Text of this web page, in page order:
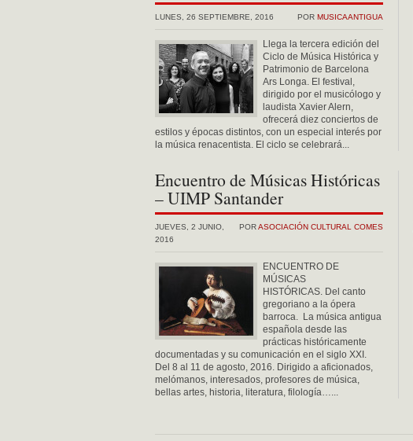
POR MUSICAANTIGUA
LUNES, 26 SEPTIEMBRE, 2016
Llega la tercera edición del
Ciclo de Música Histórica y
Patrimonio de Barcelona
Ars Longa. El festival,
dirigido por el musicólogo y
laudista Xavier Alern,
ofrecerá diez conciertos de
estilos y épocas distintos, con un especial interés por
la música renacentista. El ciclo se celebrará...
Encuentro de Músicas Históricas
– UIMP Santander
PORASOCIACIÓN CULTURAL COMES
JUEVES, 2 JUNIO,
2016
ENCUENTRO DE
MÚSICAS
HISTÓRICAS. Del canto
gregoriano a la ópera
barroca. La música antigua
española desde las
prácticas históricamente
documentadas y su comunicación en el siglo XXI.
Del 8 al 11 de agosto, 2016. Dirigido a aficionados,
melómanos, interesados, profesores de música,
bellas artes, historia, literatura, filología…...